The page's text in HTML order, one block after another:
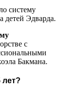
систему
детей Эдварда.
с
Бакмана.
лет?